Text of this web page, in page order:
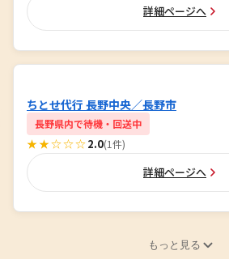
詳細ページへ
ちとせ代行 長野中央／長野市
長野県内で待機・回送中
★★☆☆☆2.0(1件)
詳細ページへ
もっと見る